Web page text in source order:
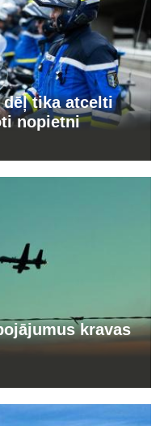
dēļ tika atcelti
nopietni
kravas